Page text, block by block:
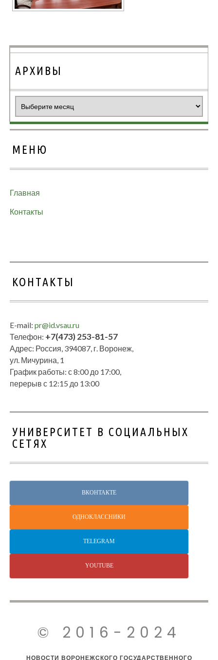
АРХИВЫ
МЕНЮ
Главная
Контакты
КОНТАКТЫ
E-mail: pr@id.vsau.ru
Телефон: +7(473) 253-81-57
Адрес: Россия, 394087, г. Воронеж,
ул. Мичурина, 1
График работы: с 8:00 до 17:00,
перерыв с 12:15 до 13:00
УНИВЕРСИТЕТ В СОЦИАЛЬНЫХ
СЕТЯХ
ВКОНТАКТЕ
ОДНОКЛАССНИКИ
TELEGRAM
YOUTUBE
© 2016-2024
НОВОСТИ ВОРОНЕЖСКОГО ГОСУДАРСТВЕННОГО